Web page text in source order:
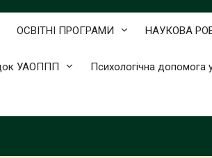
ОСВІТНІ ПРОГРАМИ НАУКОВА
УАОППП Психологічна допомога